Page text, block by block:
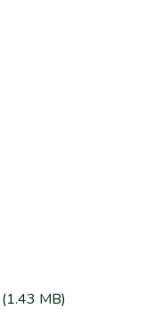
(1.43 MB)